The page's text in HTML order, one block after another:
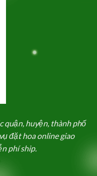
quận, huyện, thành phố
đặt hoa online giao
phí ship.